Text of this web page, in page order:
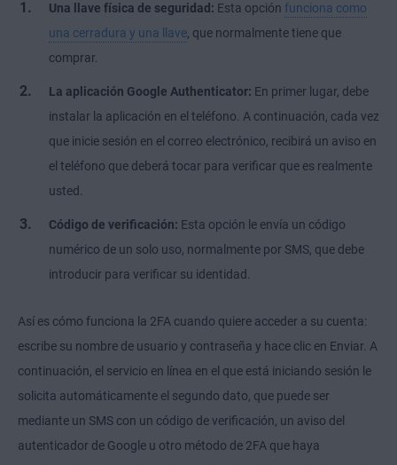
Una llave física de seguridad: Esta opción funciona como
una cerradura y una llave, que normalmente tiene que
comprar.
La aplicación Google Authenticator: En primer lugar, debe
instalar la aplicación en el teléfono. A continuación, cada vez
que inicie sesión en el correo electrónico, recibirá un aviso en
el teléfono que deberá tocar para verificar que es realmente
usted.
Código de verificación: Esta opción le envía un código
numérico de un solo uso, normalmente por SMS, que debe
introducir para verificar su identidad.
Así es cómo funciona la 2FA cuando quiere acceder a su cuenta:
escribe su nombre de usuario y contraseña y hace clic en Enviar. A
continuación, el servicio en línea en el que está iniciando sesión le
solicita automáticamente el segundo dato, que puede ser
mediante un SMS con un código de verificación, un aviso del
autenticador de Google u otro método de 2FA que haya